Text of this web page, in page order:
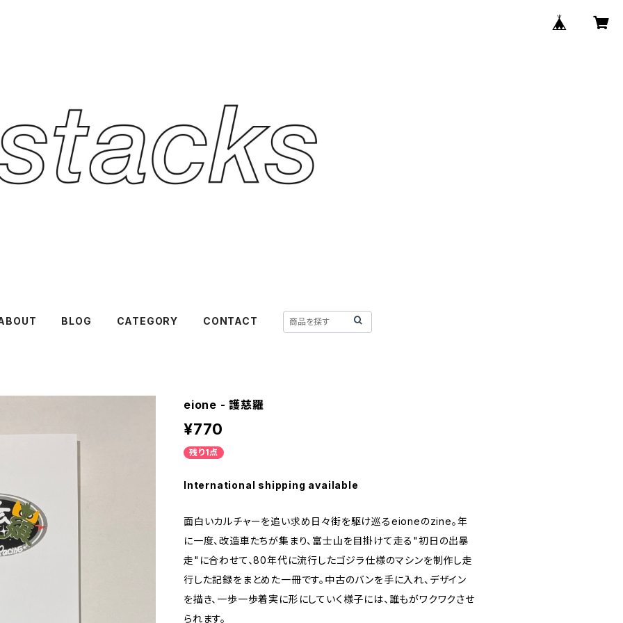
BLOG CATEGORY CONTACT
eione - 護慈羅
¥770
残り1点
International shipping available
面白いカルチャーを追い求め日々街を駆け巡るeioneのzine。年
に一度、改造車たちが集まり、富士山を目掛けて走る"初日の出暴
走"に合わせて、80年代に流行したゴジラ仕様のマシンを制作し走
行した記録をまとめた一冊です。中古のバンを手に入れ、デザイン
を描き、一歩一歩着実に形にしていく様子には、誰もがワクワクさせ
られます。